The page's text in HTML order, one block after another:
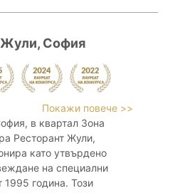
Жули, София
Покажи повече >>
в квартал Зона
Ресторант Жули,
като утвърдено
на специални
1995 година. Този